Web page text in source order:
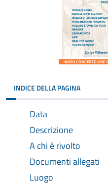
INDICE DELLA PAGINA
Data
Descrizione
A chi è rivolto
Documenti allegati
Luogo